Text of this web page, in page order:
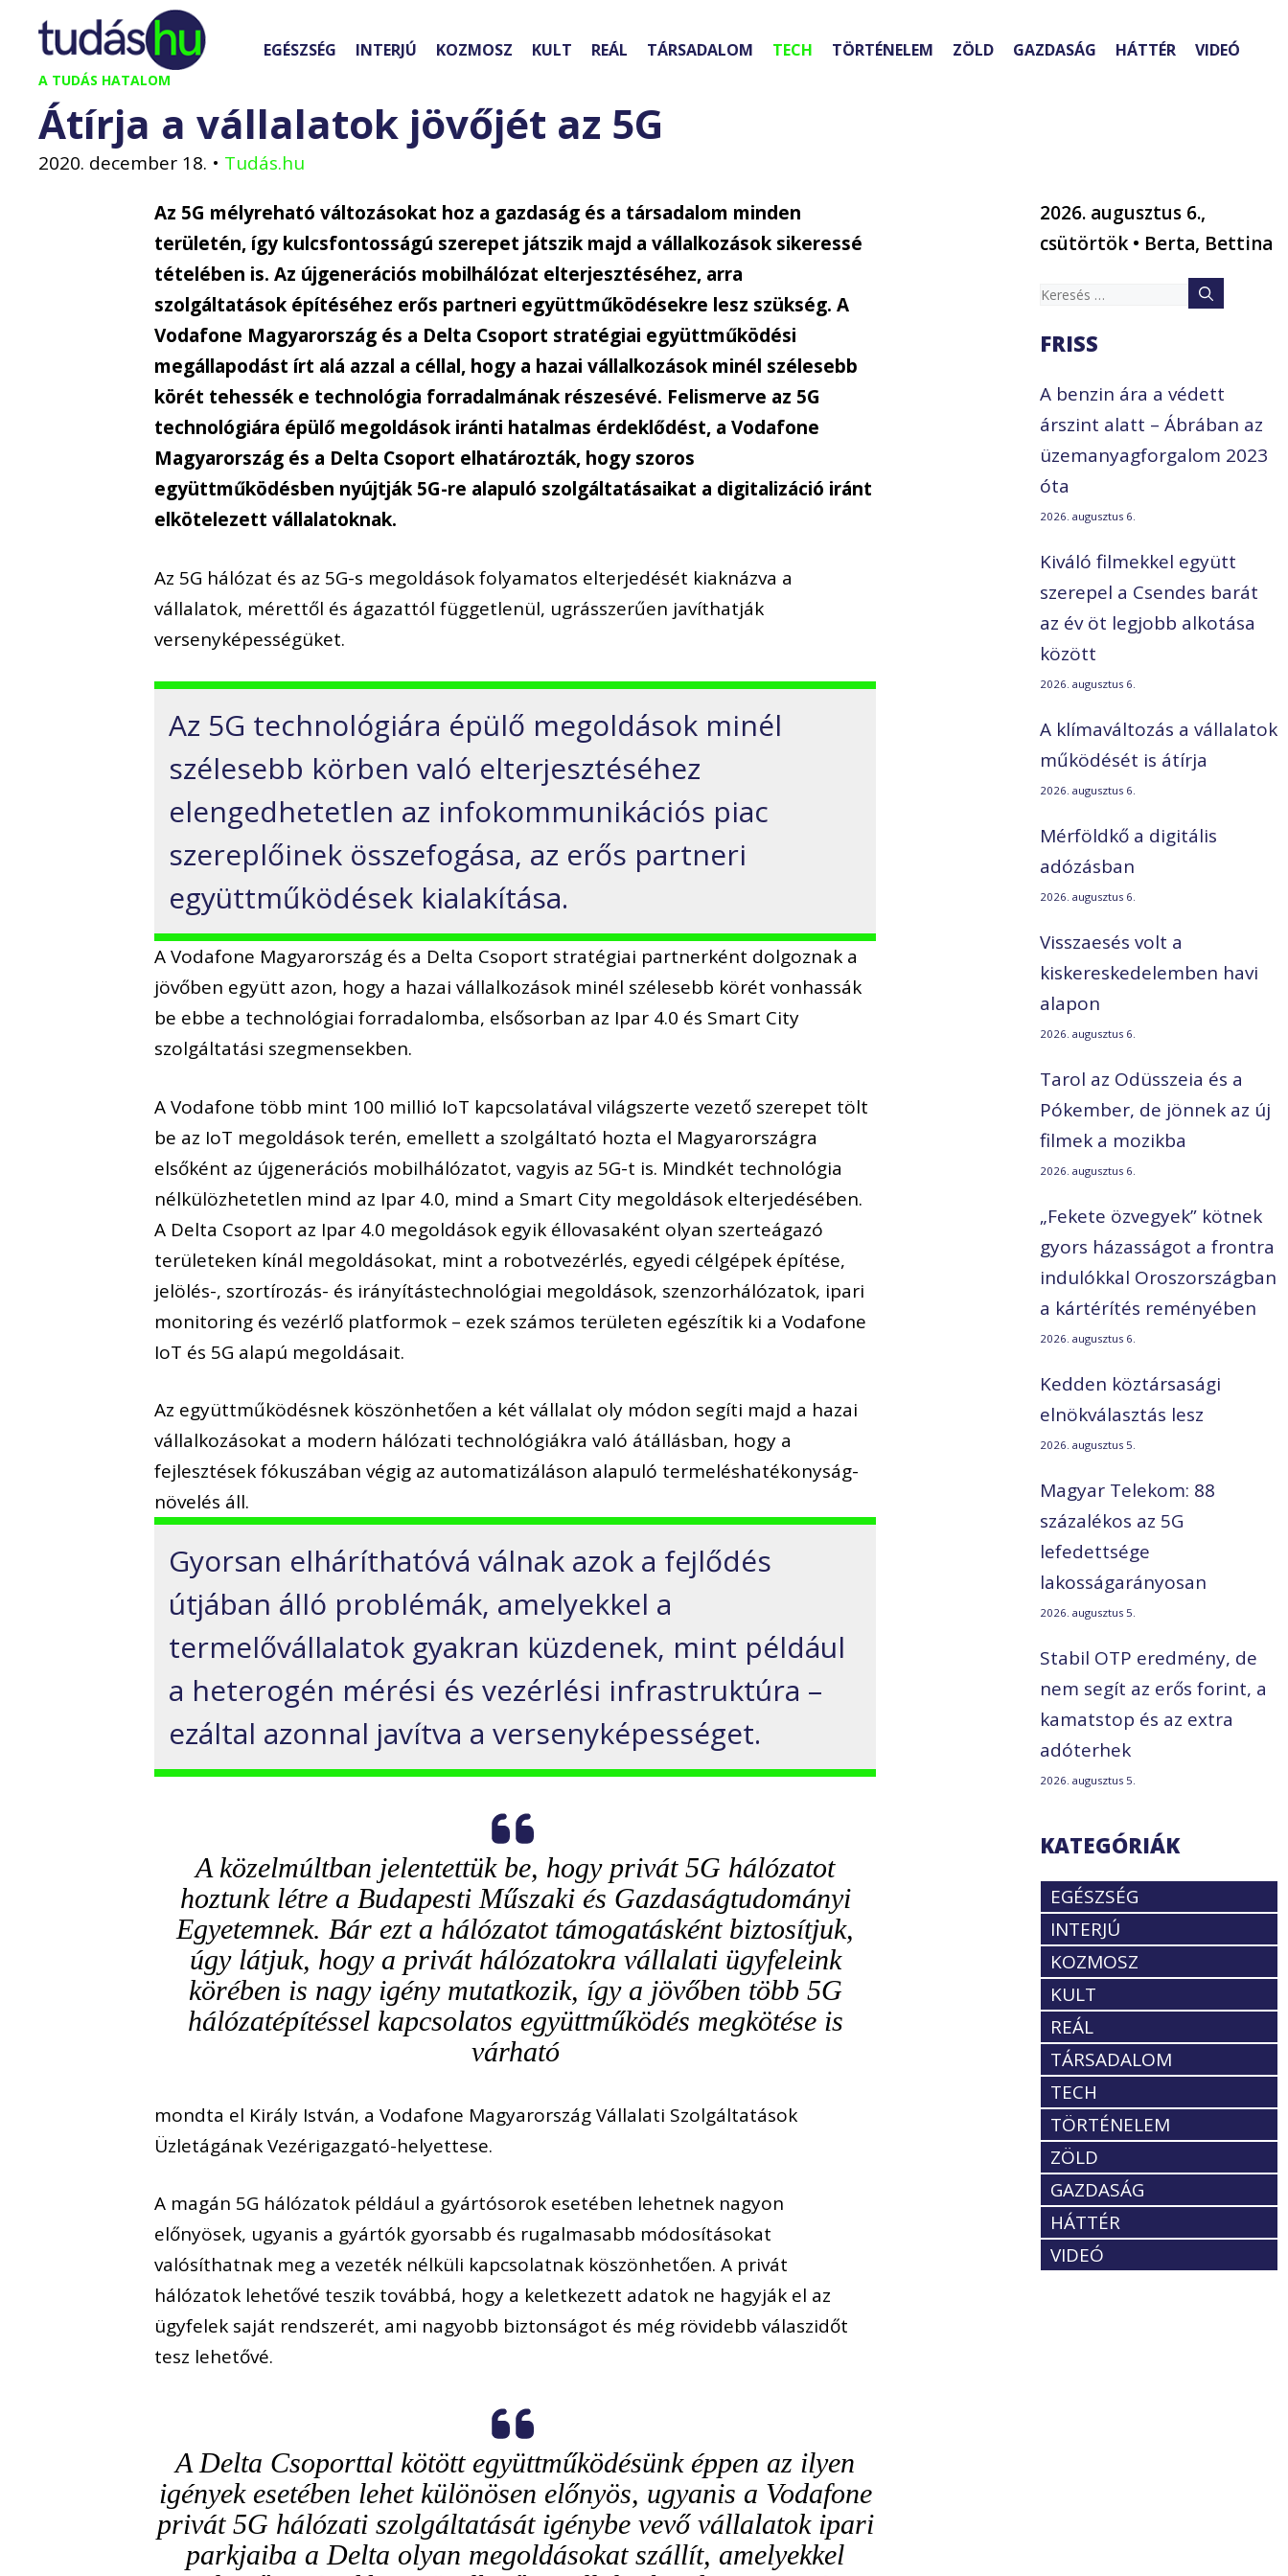
Kilépés
tartalomba
A TUDÁS HATALOM
EGÉSZSÉG INTERJÚ KOZMOSZ KULT REÁL TÁRSADALOM TECH TÖRTÉNELEM ZÖLD GAZDASÁG HÁTTÉR VIDEÓ
Átírja a vállalatok jövőjét az 5G
2020. december 18. • Tudás.hu
Az 5G mélyreható változásokat hoz a gazdaság és a társadalom minden
területén, így kulcsfontosságú szerepet játszik majd a vállalkozások sikeressé
tételében is. Az újgenerációs mobilhálózat elterjesztéséhez, arra
szolgáltatások építéséhez erős partneri együttműködésekre lesz szükség. A
Vodafone Magyarország és a Delta Csoport stratégiai együttműködési
megállapodást írt alá azzal a céllal, hogy a hazai vállalkozások minél szélesebb
körét tehessék e technológia forradalmának részesévé. Felismerve az 5G
technológiára épülő megoldások iránti hatalmas érdeklődést, a Vodafone
Magyarország és a Delta Csoport elhatározták, hogy szoros
együttműködésben nyújtják 5G-re alapuló szolgáltatásaikat a digitalizáció iránt
elkötelezett vállalatoknak.
Az 5G hálózat és az 5G-s megoldások folyamatos elterjedését kiaknázva a
vállalatok, mérettől és ágazattól függetlenül, ugrásszerűen javíthatják
versenyképességüket.
Az 5G technológiára épülő megoldások minél
szélesebb körben való elterjesztéséhez
elengedhetetlen az infokommunikációs piac
szereplőinek összefogása, az erős partneri
együttműködések kialakítása.
A Vodafone Magyarország és a Delta Csoport stratégiai partnerként dolgoznak a
jövőben együtt azon, hogy a hazai vállalkozások minél szélesebb körét vonhassák
be ebbe a technológiai forradalomba, elsősorban az Ipar 4.0 és Smart City
szolgáltatási szegmensekben.
A Vodafone több mint 100 millió IoT kapcsolatával világszerte vezető szerepet tölt
be az IoT megoldások terén, emellett a szolgáltató hozta el Magyarországra
elsőként az újgenerációs mobilhálózatot, vagyis az 5G-t is. Mindkét technológia
nélkülözhetetlen mind az Ipar 4.0, mind a Smart City megoldások elterjedésében.
A Delta Csoport az Ipar 4.0 megoldások egyik éllovasaként olyan szerteágazó
területeken kínál megoldásokat, mint a robotvezérlés, egyedi célgépek építése,
jelölés-, szortírozás- és irányítástechnológiai megoldások, szenzorhálózatok, ipari
monitoring és vezérlő platformok – ezek számos területen egészítik ki a Vodafone
IoT és 5G alapú megoldásait.
Az együttműködésnek köszönhetően a két vállalat oly módon segíti majd a hazai
vállalkozásokat a modern hálózati technológiákra való átállásban, hogy a
fejlesztések fókuszában végig az automatizáláson alapuló termeléshatékonyság-
növelés áll.
Gyorsan elháríthatóvá válnak azok a fejlődés
útjában álló problémák, amelyekkel a
termelővállalatok gyakran küzdenek, mint például
a heterogén mérési és vezérlési infrastruktúra –
ezáltal azonnal javítva a versenyképességet.
A közelmúltban jelentettük be, hogy privát 5G hálózatot
hoztunk létre a Budapesti Műszaki és Gazdaságtudományi
Egyetemnek. Bár ezt a hálózatot támogatásként biztosítjuk,
úgy látjuk, hogy a privát hálózatokra vállalati ügyfeleink
körében is nagy igény mutatkozik, így a jövőben több 5G
hálózatépítéssel kapcsolatos együttműködés megkötése is
várható
mondta el Király István, a Vodafone Magyarország Vállalati Szolgáltatások
Üzletágának Vezérigazgató-helyettese.
A magán 5G hálózatok például a gyártósorok esetében lehetnek nagyon
előnyösek, ugyanis a gyártók gyorsabb és rugalmasabb módosításokat
valósíthatnak meg a vezeték nélküli kapcsolatnak köszönhetően. A privát
hálózatok lehetővé teszik továbbá, hogy a keletkezett adatok ne hagyják el az
ügyfelek saját rendszerét, ami nagyobb biztonságot és még rövidebb válaszidőt
tesz lehetővé.
A Delta Csoporttal kötött együttműködésünk éppen az ilyen
igények esetében lehet különösen előnyös, ugyanis a Vodafone
privát 5G hálózati szolgáltatását igénybe vevő vállalatok ipari
parkjaiba a Delta olyan megoldásokat szállít, amelyekkel
2026. augusztus 6.,
csütörtök • Berta, Bettina
Keresés:
FRISS
A benzin ára a védett
árszint alatt – Ábrában az
üzemanyagforgalom 2023
óta
2026. augusztus 6.
Kiváló filmekkel együtt
szerepel a Csendes barát
az év öt legjobb alkotása
között
2026. augusztus 6.
A klímaváltozás a vállalatok
működését is átírja
2026. augusztus 6.
Mérföldkő a digitális
adózásban
2026. augusztus 6.
Visszaesés volt a
kiskereskedelemben havi
alapon
2026. augusztus 6.
Tarol az Odüsszeia és a
Pókember, de jönnek az új
filmek a mozikba
2026. augusztus 6.
„Fekete özvegyek” kötnek
gyors házasságot a frontra
indulókkal Oroszországban
a kártérítés reményében
2026. augusztus 6.
Kedden köztársasági
elnökválasztás lesz
2026. augusztus 5.
Magyar Telekom: 88
százalékos az 5G
lefedettsége
lakosságarányosan
2026. augusztus 5.
Stabil OTP eredmény, de
nem segít az erős forint, a
kamatstop és az extra
adóterhek
2026. augusztus 5.
KATEGÓRIÁK
EGÉSZSÉG
INTERJÚ
KOZMOSZ
KULT
REÁL
TÁRSADALOM
TECH
TÖRTÉNELEM
ZÖLD
GAZDASÁG
HÁTTÉR
VIDEÓ